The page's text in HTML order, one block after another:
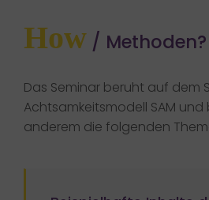
How/ Methoden?
Das Seminar beruht auf dem
Achtsamkeitsmodell SAM
anderem die folgenden